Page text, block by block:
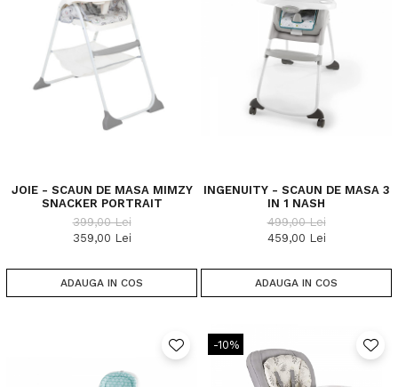
JOIE - SCAUN DE MASA MIMZY
SNACKER PORTRAIT
399,00 Lei
359,00 Lei
ADAUGA IN COS
INGENUITY - SCAUN DE MASA 3
IN 1 NASH
499,00 Lei
459,00 Lei
ADAUGA IN COS
-10%